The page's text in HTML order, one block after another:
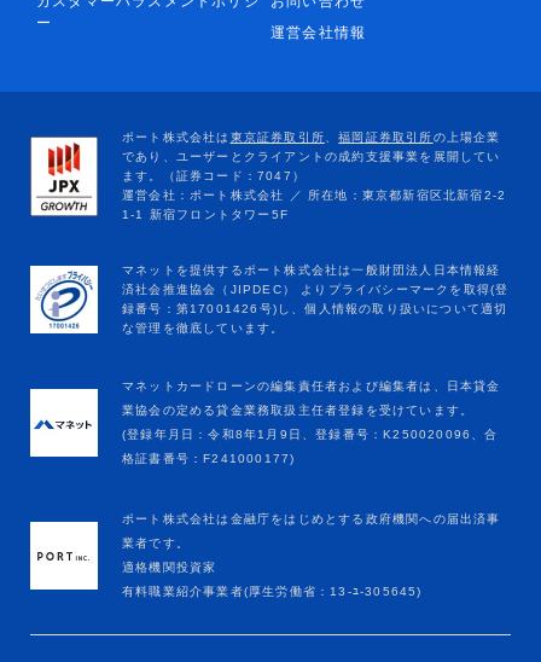
ー
運営会社情報
マネットカードローンの編集責任者および編集者は、日本貸金
業協会の定める貸金業務取扱主任者登録を受けています。
(登録年月日：令和8年1月9日、登録番号：K250020096、合
格証書番号：F241000177)
ポート株式会社は金融庁をはじめとする政府機関への届出済事
業者です。
適格機関投資家
有料職業紹介事業者(厚生労働省：13-ﾕ-305645)